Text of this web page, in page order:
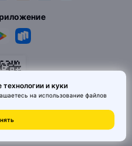
товаров со всего
Все права защищены.
и куки
на использование файлов